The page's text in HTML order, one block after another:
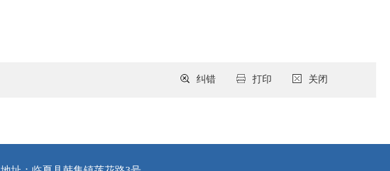
关闭
打印
纠错